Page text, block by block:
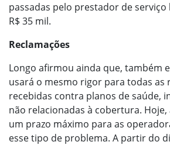
passadas pelo prestador de
R$ 35 mil.
Reclamações
Longo afirmou ainda que, também
usará o mesmo rigor para todas as
recebidas contra planos de saúde,
não relacionadas à cobertura. Hoje,
um prazo máximo para as
esse tipo de problema. A partir do